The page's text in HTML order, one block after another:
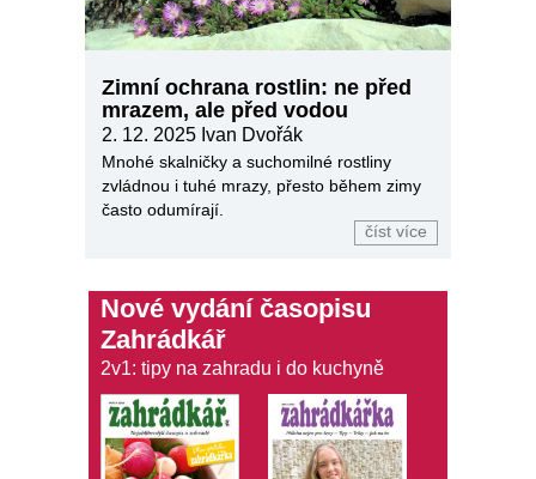
Zimní ochrana rostlin: ne před
mrazem, ale před vodou
2. 12. 2025 Ivan Dvořák
Mnohé skalničky a suchomilné rostliny
zvládnou i tuhé mrazy, přesto během zimy
často odumírají.
číst více
Nové vydání časopisu
Zahrádkář
2v1: tipy na zahradu i do kuchyně